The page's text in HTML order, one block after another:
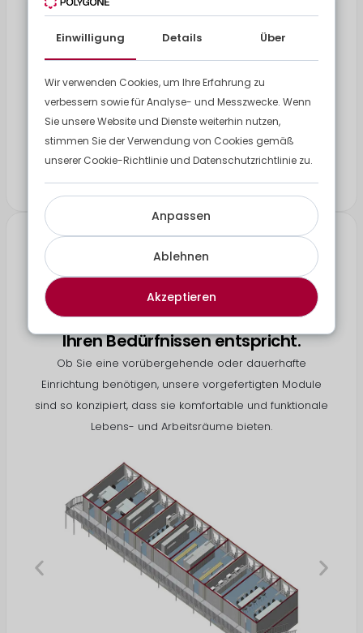
Lager- und Seecontainer
Unsere Lager- und Seecontainer bieten eine optimale
Lösung, um Ihre Güter sicher zu lagern.
Weitere Informationen
Unsere Module sind
zusammensetzbar und können in eine
Lebensbasis oder eine andere
Struktur umgewandelt werden, die
Ihren Bedürfnissen entspricht.
Ob Sie eine vorübergehende oder dauerhafte
Einrichtung benötigen, unsere vorgefertigten Module
sind so konzipiert, dass sie komfortable und funktionale
Lebens- und Arbeitsräume bieten.
Einwilligung Details Über
Wir verwenden Cookies, um Ihre Erfahrung zu
verbessern sowie für Analyse- und Messzwecke. Wenn
Sie unsere Website und Dienste weiterhin nutzen,
stimmen Sie der Verwendung von Cookies gemäß
unserer Cookie-Richtlinie und Datenschutzrichtlinie zu.
Akzeptieren
Ablehnen
Anpassen